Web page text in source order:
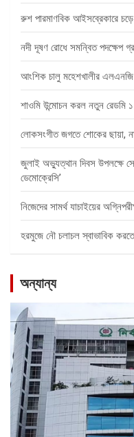
রুশ পারমাণবিক আইসব্রেকারে
নদী দূষণ রোধে সমন্বিত পদক্ষেপ
আংশিক চালু মহেশখালীর এলএনজি
শাওমি উন্মোচন করল নতুন রেডমি
লোকসংগীত জগতে শোকের ছায়া,
জুলাই অভ্যুত্থান দিবস উপলক্ষে
ডেমোক্রেসি’
নিজেদের সামর্থ যাচাইয়ের
হরমুজে নৌ চলাচল স্বাভাবিক
অন্যান্য